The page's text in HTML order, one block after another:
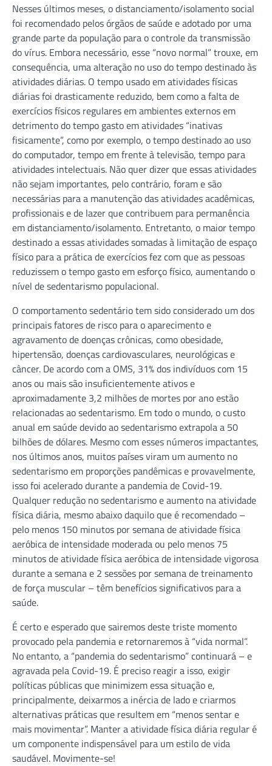
Nesses últimos meses, o distanciamento/isolamento social
foi recomendado pelos órgãos de saúde e adotado por uma
grande parte da população para o controle da transmissão
do vírus. Embora necessário, esse “novo normal” trouxe, em
consequência, uma alteração no uso do tempo destinado às
atividades diárias. O tempo usado em atividades físicas
diárias foi drasticamente reduzido, bem como a falta de
exercícios físicos regulares em ambientes externos em
detrimento do tempo gasto em atividades “inativas
fisicamente”, como por exemplo, o tempo destinado ao uso
do computador, tempo em frente à televisão, tempo para
atividades intelectuais. Não quer dizer que essas atividades
não sejam importantes, pelo contrário, foram e são
necessárias para a manutenção das atividades acadêmicas,
profissionais e de lazer que contribuem para permanência
em distanciamento/isolamento. Entretanto, o maior tempo
destinado a essas atividades somadas à limitação de espaço
físico para a prática de exercícios fez com que as pessoas
reduzissem o tempo gasto em esforço físico, aumentando o
nível de sedentarismo populacional.
O comportamento sedentário tem sido considerado um dos
principais fatores de risco para o aparecimento e
agravamento de doenças crônicas, como obesidade,
hipertensão, doenças cardiovasculares, neurológicas e
câncer. De acordo com a OMS, 31% dos indivíduos com 15
anos ou mais são insuficientemente ativos e
aproximadamente 3,2 milhões de mortes por ano estão
relacionadas ao sedentarismo. Em todo o mundo, o custo
anual em saúde devido ao sedentarismo extrapola a 50
bilhões de dólares. Mesmo com esses números impactantes,
nos últimos anos, muitos países viram um aumento no
sedentarismo em proporções pandêmicas e provavelmente,
isso foi acelerado durante a pandemia de Covid-19.
Qualquer redução no sedentarismo e aumento na atividade
física diária, mesmo abaixo daquilo que é recomendado –
pelo menos 150 minutos por semana de atividade física
aeróbica de intensidade moderada ou pelo menos 75
minutos de atividade física aeróbica de intensidade vigorosa
durante a semana e 2 sessões por semana de treinamento
de força muscular – têm benefícios significativos para a
saúde.
É certo e esperado que sairemos deste triste momento
provocado pela pandemia e retornaremos à “vida normal”.
No entanto, a “pandemia do sedentarismo” continuará – e
agravada pela Covid-19. É preciso reagir a isso, exigir
políticas públicas que minimizem essa situação e,
principalmente, deixarmos a inércia de lado e criarmos
alternativas práticas que resultem em “menos sentar e
mais movimentar”. Manter a atividade física diária regular é
um componente indispensável para um estilo de vida
saudável. Movimente-se!